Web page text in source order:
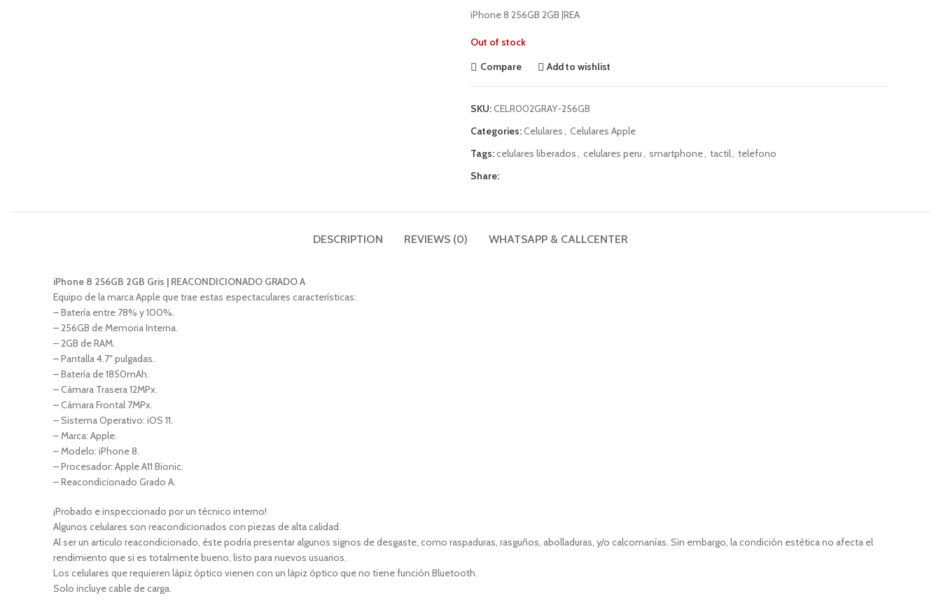
iPhone 8 256GB 2GB |REA
Out of stock
Compare
Add to wishlist
SKU:CELR002GRAY-256GB
Categories:Celulares
Celulares Apple
Tags:celulares liberados celulares peru smartphone tactil telefono
Share:
DESCRIPTION REVIEWS (0) WHATSAPP & CALLCENTER
iPhone 8 256GB 2GB Gris | REACONDICIONADO GRADO A
Equipo de la marca Apple que trae estas espectaculares características:
– Batería entre 78% y 100%.
– 256GB de Memoria Interna.
– 2GB de RAM.
– Pantalla 4.7″ pulgadas.
– Batería de 1850mAh.
– Cámara Trasera 12MPx.
– Cámara Frontal 7MPx.
– Sistema Operativo: iOS 11.
– Marca: Apple.
– Modelo: iPhone 8.
– Procesador: Apple A11 Bionic.
– Reacondicionado Grado A.
¡Probado e inspeccionado por un técnico interno!
Algunos celulares son reacondicionados con piezas de alta calidad.
Al ser un articulo reacondicionado, éste podría presentar algunos signos de desgaste, como raspaduras, rasguños, abolladuras, y/o calcomanías. Sin embargo, la condición estética no afecta el
rendimiento que si es totalmente bueno, listo para nuevos usuarios.
Los celulares que requieren lápiz óptico vienen con un lápiz óptico que no tiene función Bluetooth.
Solo incluye cable de carga.